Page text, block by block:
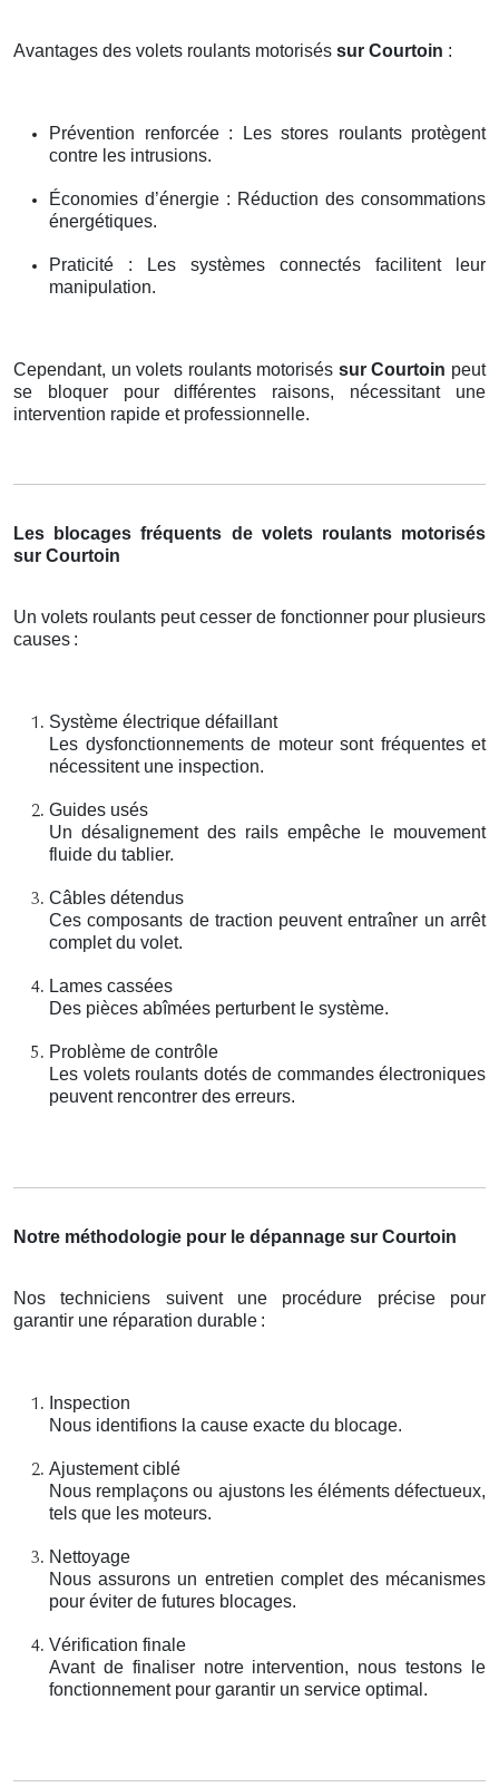
Avantages des volets roulants motorisés sur Courtoin :
Prévention renforcée : Les stores roulants protègent
contre les intrusions.
Économies d’énergie : Réduction des consommations
énergétiques.
Praticité : Les systèmes connectés facilitent leur
manipulation.
Cependant, un volets roulants motorisés sur Courtoin peut
se bloquer pour différentes raisons, nécessitant une
intervention rapide et professionnelle.
Les blocages fréquents de volets roulants motorisés
sur Courtoin
Un volets roulants peut cesser de fonctionner pour plusieurs
causes :
Système électrique défaillant
Les dysfonctionnements de moteur sont fréquentes et
nécessitent une inspection.
Guides usés
Un désalignement des rails empêche le mouvement
fluide du tablier.
Câbles détendus
Ces composants de traction peuvent entraîner un arrêt
complet du volet.
Lames cassées
Des pièces abîmées perturbent le système.
Problème de contrôle
Les volets roulants dotés de commandes électroniques
peuvent rencontrer des erreurs.
Notre méthodologie pour le dépannage sur Courtoin
Nos techniciens suivent une procédure précise pour
garantir une réparation durable :
Inspection
Nous identifions la cause exacte du blocage.
Ajustement ciblé
Nous remplaçons ou ajustons les éléments défectueux,
tels que les moteurs.
Nettoyage
Nous assurons un entretien complet des mécanismes
pour éviter de futures blocages.
Vérification finale
Avant de finaliser notre intervention, nous testons le
fonctionnement pour garantir un service optimal.